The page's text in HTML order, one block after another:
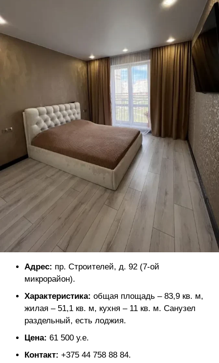
Адрес: пр. Строителей, д. 92 (7-ой
микрорайон).
Характеристика: общая площадь – 83,9 кв. м,
жилая – 51,1 кв. м, кухня – 11 кв. м. Санузел
раздельный, есть лоджия.
Цена: 61 500 у.е.
Контакт: +375 44 758 88 84.